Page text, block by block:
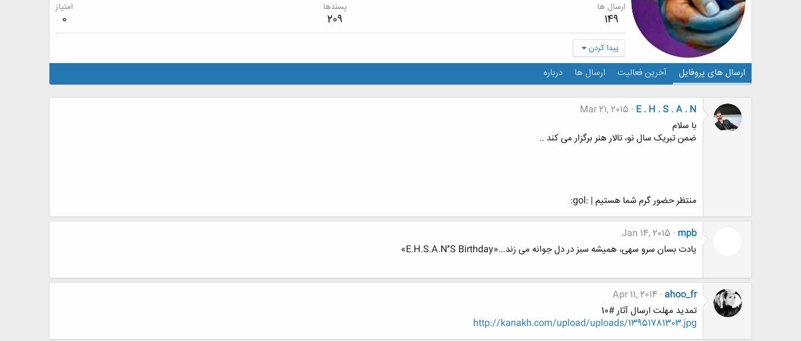
ارسال ها
149
پسندها
209
امتیاز
0
پیدا کردن
ارسال های پروفایل آخرین فعالیت ارسال ها درباره
E . H . S . A . N
Mar 21, 2015
با سلام
ضمن تبریک سال نو، تالار هنر برگزار می کند ..
منتظر حضور گرم شما هستیم | :gol:
mpb
Jan 14, 2015
یادت بسان سرو سهی، همیشه سبز در دل جوانه می زند...«E.H.S.A.Nُُُ S Birthday»
ahoo_fr
Apr 11, 2014
تمدید مهلت ارسال آثار #10
http://kanakh.com/upload/uploads/13951781303.jpg